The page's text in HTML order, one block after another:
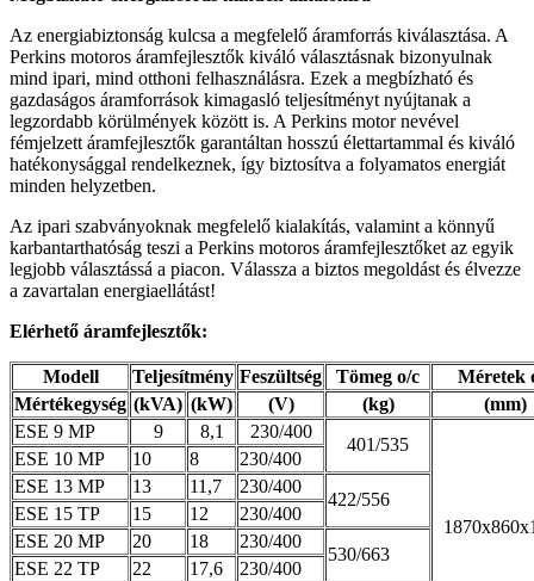
Az energiabiztonság kulcsa a megfelelő áramforrás kiválasztása. A
Perkins motoros áramfejlesztők kiváló választásnak bizonyulnak
mind ipari, mind otthoni felhasználásra. Ezek a megbízható és
gazdaságos áramforrások kimagasló teljesítményt nyújtanak a
legzordabb körülmények között is. A Perkins motor nevével
fémjelzett áramfejlesztők garantáltan hosszú élettartammal és kiváló
hatékonysággal rendelkeznek, így biztosítva a folyamatos energiát
minden helyzetben.
Az ipari szabványoknak megfelelő kialakítás, valamint a könnyű
karbantarthatóság teszi a Perkins motoros áramfejlesztőket az egyik
legjobb választássá a piacon. Válassza a biztos megoldást és élvezze
a zavartalan energiaellátást!
Elérhető áramfejlesztők:
Modell Teljesítmény Feszültség Tömeg o/c
Méretek
Mértékegység (kVA) (kW) (V) (kg)
(mm)
ESE 9 MP
9 8,1 230/400
401/535
ESE 10 MP 10 8
230/400
ESE 13 MP
13 11,7 230/400
422/556
ESE 15 TP 15 12
230/400
ESE 20 MP
20 18 230/400
530/663
ESE 22 TP 22 17,6
230/400